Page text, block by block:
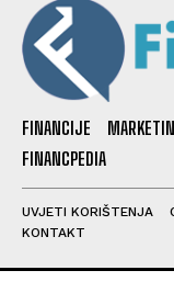
FINANCIJE
FINANCPEDIA
UVJETI KORIŠTENJA
KONTAKT